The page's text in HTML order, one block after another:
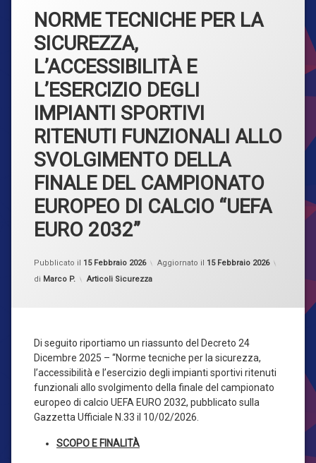
Privacy
Sicurezza
SOS CLIENTI
NORME TECNICHE PER LA
SICUREZZA,
L’ACCESSIBILITÀ E
L’ESERCIZIO DEGLI
IMPIANTI SPORTIVI
RITENUTI FUNZIONALI ALLO
SVOLGIMENTO DELLA
FINALE DEL CAMPIONATO
EUROPEO DI CALCIO “UEFA
EURO 2032”
Pubblicato il 15 Febbraio 2026 Aggiornato il 15 Febbraio 2026
di Marco P. Categorie:
Articoli Sicurezza
Di seguito riportiamo un riassunto del Decreto 24
Dicembre 2025 – “Norme tecniche per la sicurezza,
l’accessibilità e l’esercizio degli impianti sportivi ritenuti
funzionali allo svolgimento della finale del campionato
europeo di calcio UEFA EURO 2032, pubblicato sulla
Gazzetta Ufficiale N.33 il 10/02/2026.
SCOPO E FINALITÀ